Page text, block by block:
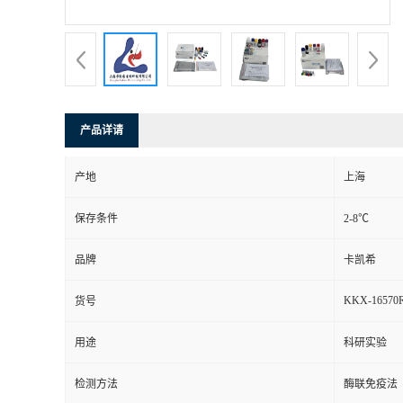
产品详请
产地 上海
保存条件 2-8℃
品牌 卡凯希
货号 KKX-
用途 科研实验
检测方法 酶联免疫法